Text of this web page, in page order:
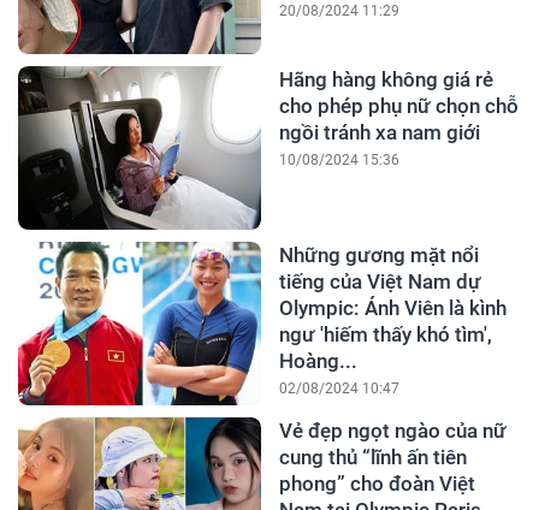
20/08/2024 11:29
Hãng hàng không giá rẻ
cho phép phụ nữ chọn chỗ
ngồi tránh xa nam giới
10/08/2024 15:36
Những gương mặt nổi
tiếng của Việt Nam dự
Olympic: Ánh Viên là kình
ngư 'hiếm thấy khó tìm',
Hoàng...
02/08/2024 10:47
Vẻ đẹp ngọt ngào của nữ
cung thủ “lĩnh ấn tiên
phong” cho đoàn Việt